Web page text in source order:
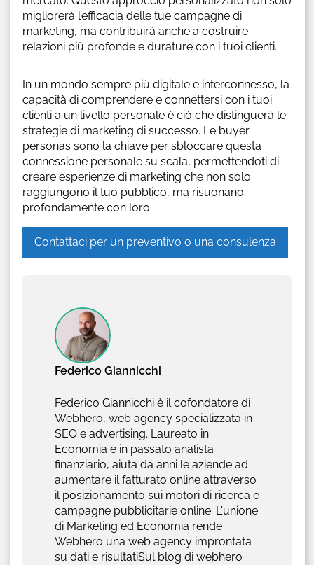
migliorerà l’efficacia delle tue campagne di
marketing, ma contribuirà anche a costruire
relazioni più profonde e durature con i tuoi clienti.
In un mondo sempre più digitale e interconnesso, la
capacità di comprendere e connettersi con i tuoi
clienti a un livello personale è ciò che distinguerà le
strategie di marketing di successo. Le buyer
personas sono la chiave per sbloccare questa
connessione personale su scala, permettendoti di
creare esperienze di marketing che non solo
raggiungono il tuo pubblico, ma risuonano
profondamente con loro.
Contattaci per un preventivo o una consulenza
Federico Giannicchi
Federico Giannicchi è il cofondatore di
Webhero, web agency specializzata in
SEO e advertising. Laureato in
Economia e in passato analista
finanziario, aiuta da anni le aziende ad
aumentare il fatturato online attraverso
il posizionamento sui motori di ricerca e
campagne pubblicitarie online. L'unione
di Marketing ed Economia rende
Webhero una web agency improntata
su dati e risultatiSul blog di webhero